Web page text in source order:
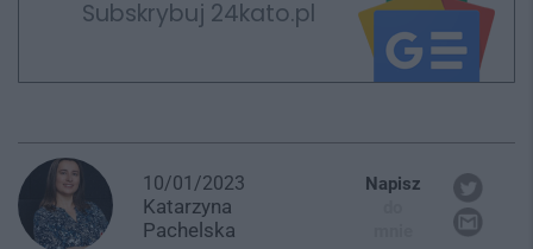
Subskrybuj 24kato.pl
10/01/2023
Katarzyna
Pachelska
Napisz